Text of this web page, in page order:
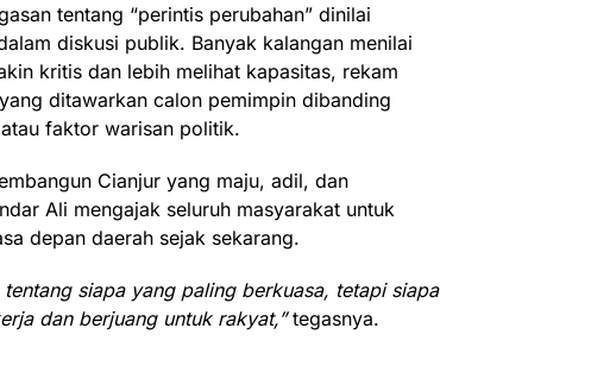
tentang “perintis perubahan” dinilai
diskusi publik. Banyak kalangan menilai
kritis dan lebih melihat kapasitas, rekam
ditawarkan calon pemimpin dibanding
faktor warisan politik.
Cianjur yang maju, adil, dan
Ali mengajak seluruh masyarakat untuk
depan daerah sejak sekarang.
siapa yang paling berkuasa, tetapi siapa
dan berjuang untuk rakyat,”tegasnya.